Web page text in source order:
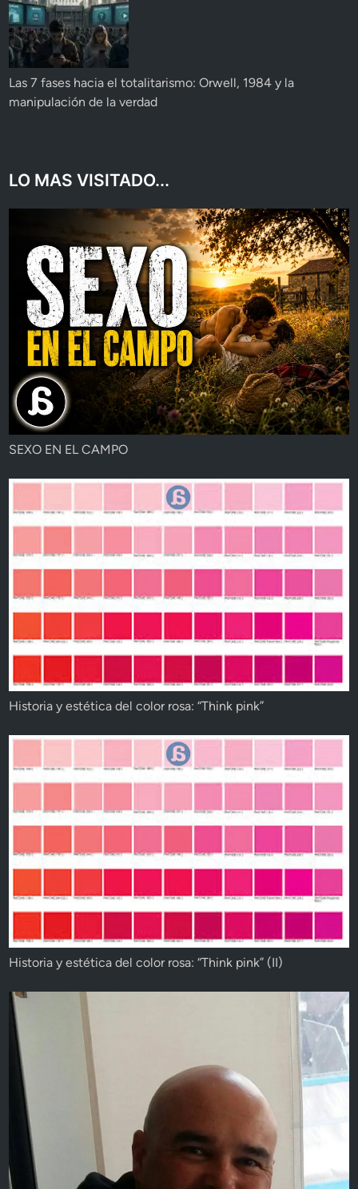
Las 7 fases hacia el totalitarismo: Orwell, 1984 y la
manipulación de la verdad
LO MAS VISITADO...
SEXO EN EL CAMPO
Historia y estética del color rosa: “Think pink”
Historia y estética del color rosa: “Think pink” (II)